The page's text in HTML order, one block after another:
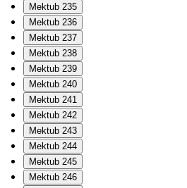
Mektub 235
Mektub 236
Mektub 237
Mektub 238
Mektub 239
Mektub 240
Mektub 241
Mektub 242
Mektub 243
Mektub 244
Mektub 245
Mektub 246